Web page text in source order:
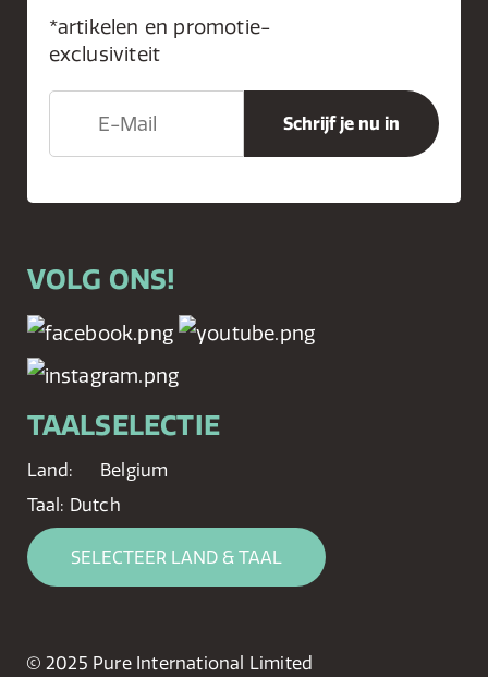
*artikelen en promotie-
exclusiviteit
VOLG ONS!
TAALSELECTIE
Land:
Belgium
Taal: Dutch
SELECTEER LAND & TAAL
© 2025 Pure International Limited